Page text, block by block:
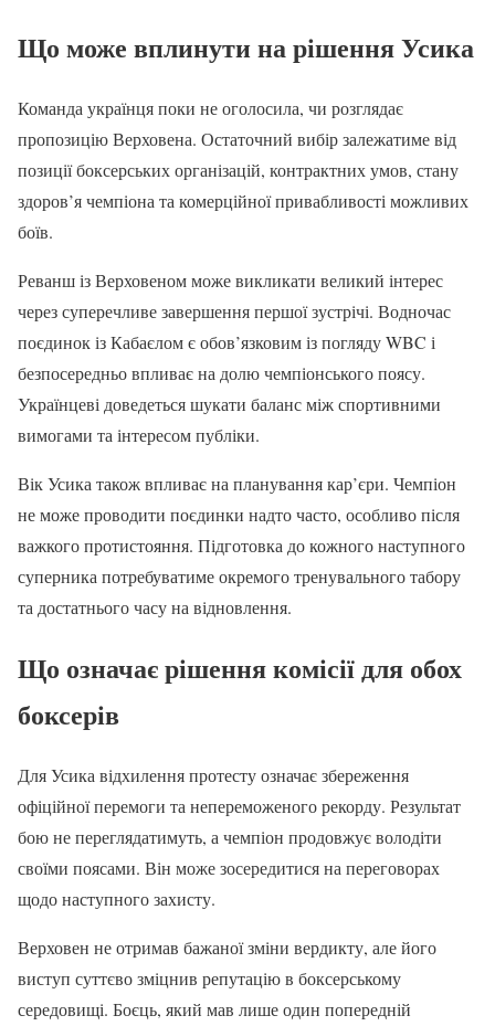
Що може вплинути на рішення Усика
Команда українця поки не оголосила, чи розглядає
пропозицію Верховена. Остаточний вибір залежатиме від
позиції боксерських організацій, контрактних умов, стану
здоров’я чемпіона та комерційної привабливості можливих
боїв.
Реванш із Верховеном може викликати великий інтерес
через суперечливе завершення першої зустрічі. Водночас
поєдинок із Кабаєлом є обов’язковим із погляду WBC і
безпосередньо впливає на долю чемпіонського поясу.
Українцеві доведеться шукати баланс між спортивними
вимогами та інтересом публіки.
Вік Усика також впливає на планування кар’єри. Чемпіон
не може проводити поєдинки надто часто, особливо після
важкого протистояння. Підготовка до кожного наступного
суперника потребуватиме окремого тренувального табору
та достатнього часу на відновлення.
Що означає рішення комісії для обох
боксерів
Для Усика відхилення протесту означає збереження
офіційної перемоги та непереможеного рекорду. Результат
бою не переглядатимуть, а чемпіон продовжує володіти
своїми поясами. Він може зосередитися на переговорах
щодо наступного захисту.
Верховен не отримав бажаної зміни вердикту, але його
виступ суттєво зміцнив репутацію в боксерському
середовищі. Боєць, який мав лише один попередній